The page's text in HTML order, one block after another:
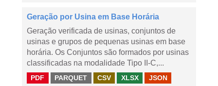
Geração por Usina em Base Horária
Geração verificada de usinas, conjuntos de
usinas e grupos de pequenas usinas em base
horária. Os Conjuntos são formados por usinas
classificadas na modalidade Tipo II-C,...
PDF PARQUET CSV XLSX JSON